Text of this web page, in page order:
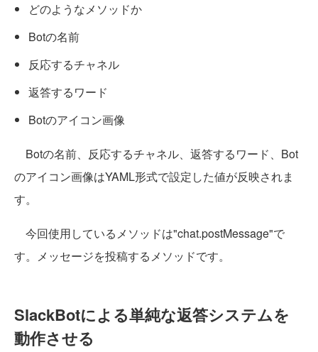
どのようなメソッドか
Botの名前
反応するチャネル
返答するワード
Botのアイコン画像
Botの名前、反応するチャネル、返答するワード、Bot
のアイコン画像はYAML形式で設定した値が反映されま
す。
今回使用しているメソッドは"chat.postMessage"で
す。メッセージを投稿するメソッドです。
SlackBotによる単純な返答システムを
動作させる